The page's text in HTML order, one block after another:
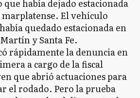
había dejado estacionada
El vehículo
quedado estacionada en
y Santa Fe.
rápidamente la denuncia en
a cargo de la fiscal
que abrió actuaciones para
el rodado. Pero la prueba